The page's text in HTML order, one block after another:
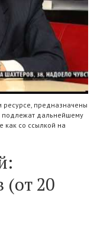
предназначены
подлежат дальнейшему
как со ссылкой на
(от 20